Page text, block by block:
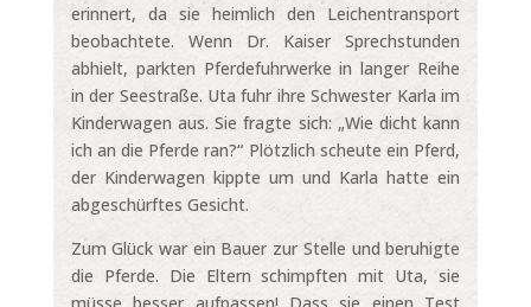
erinnert, da sie heimlich den Leichentransport
beobachtete. Wenn Dr. Kaiser Sprechstunden
abhielt, parkten Pferdefuhrwerke in langer Reihe
in der Seestraße. Uta fuhr ihre Schwester Karla im
Kinderwagen aus. Sie fragte sich: „Wie dicht kann
ich an die Pferde ran?“ Plötzlich scheute ein Pferd,
der Kinderwagen kippte um und Karla hatte ein
abgeschürftes Gesicht.
Zum Glück war ein Bauer zur Stelle und beruhigte
die Pferde. Die Eltern schimpften mit Uta, sie
müsse besser aufpassen! Dass sie einen Test